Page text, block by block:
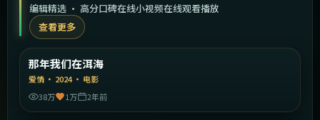
编辑精选 · 高分口碑在线小视频在线观看播放
查看更多
精选
那年我们在洱海
爱情 · 2024· 电影
38万
1万 2年前